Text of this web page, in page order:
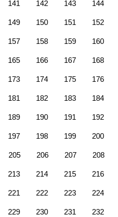
141 142 143 144
149 150 151 152
157 158 159 160
165 166 167 168
173 174 175 176
181 182 183 184
189 190 191 192
197 198 199 200
205 206 207 208
213 214 215 216
221 222 223 224
229 230 231 232